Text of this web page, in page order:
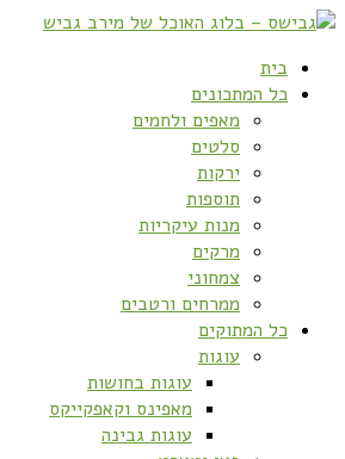
בית
כל המתכונים
מאפים ולחמים
סלטים
ירקות
תוספות
מנות עיקריות
מרקים
צמחוני
ממרחים ורטבים
כל המתוקים
עוגות
עוגות בחושות
מאפינס וקאפקייקס
עוגות גבינה